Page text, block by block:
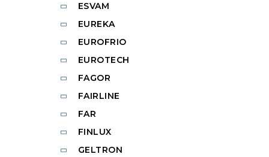
ESVAM
EUREKA
EUROFRIO
EUROTECH
FAGOR
FAIRLINE
FAR
FINLUX
GELTRON